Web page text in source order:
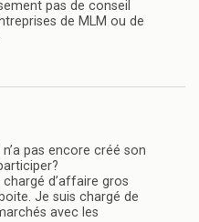
pas de conseil
de MLM ou de
n’a pas encore créé son
d’affaire gros
Je suis chargé de
avec les